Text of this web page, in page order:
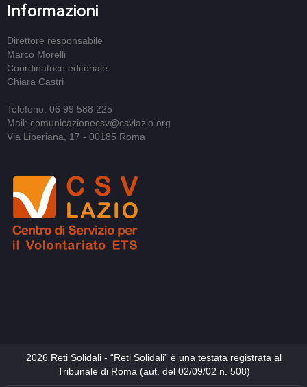
Informazioni
Direttore responsabile
Marco Morelli
Coordinatrice editoriale
Chiara Castri
Telefono: 06 99 588 225
Mail: comunicazionecsv@csvlazio.org
Via Liberiana, 17 - 00185 Roma
2026 Reti Solidali - “Reti Solidali” è una testata registrata al
Tribunale di Roma (aut. del 02/09/02 n. 508)